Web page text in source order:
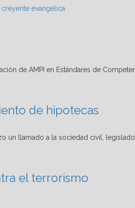
evangélica
de hipotecas
el terrorismo